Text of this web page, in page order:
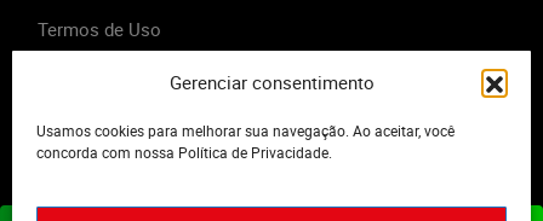
Gerenciar consentimento
Usamos cookies para melhorar sua navegação. Ao aceitar, você
concorda com nossa Política de Privacidade.
Termos de Uso
2023 - Editora Motor Midia. Todos os direitos reservados.